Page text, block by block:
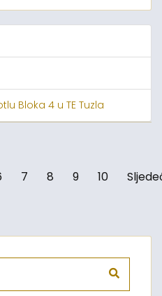
Bloka 4 u TE Tuzla
7 8 9 10